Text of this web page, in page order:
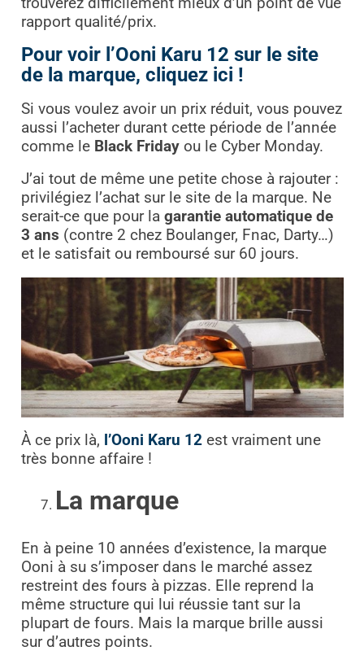
rapport qualité/prix.
Pour voir l’Ooni Karu 12 sur le site
de la marque, cliquez ici !
Si vous voulez avoir un prix réduit, vous pouvez
aussi l’acheter durant cette période de l’année
comme le Black Fridayou le Cyber Monday.
J’ai tout de même une petite chose à rajouter :
privilégiez l’achat sur le site de la marque. Ne
serait-ce que pour la garantie automatique de
3 ans (contre 2 chez Boulanger, Fnac, Darty…)
et le satisfait ou remboursé sur 60 jours.
À ce prix là, l’Ooni Karu 12est vraiment une
très bonne affaire !
La marque
En à peine 10 années d’existence, la marque
Ooni à su s’imposer dans le marché assez
restreint des fours à pizzas. Elle reprend la
même structure qui lui réussie tant sur la
plupart de fours. Mais la marque brille aussi
sur d’autres points.